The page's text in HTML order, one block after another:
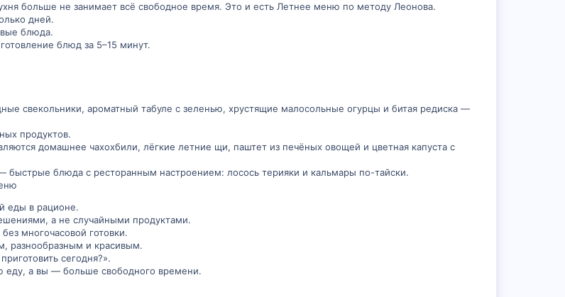
больше не занимает всё свободное время. Это и есть Летнее меню по методу Леонова.
дней.
блюда.
блюд за 5–15 минут.
свекольники, ароматный табуле с зеленью, хрустящие малосольные огурцы и битая редиска —
продуктов.
домашнее чахохбили, лёгкие летние щи, паштет из печёных овощей и цветная капуста с
быстрые блюда с ресторанным настроением: лосось терияки и кальмары по-тайски.
еды в рационе.
а не случайными продуктами.
многочасовой готовки.
разнообразным и красивым.
сегодня?».
а вы — больше свободного времени.